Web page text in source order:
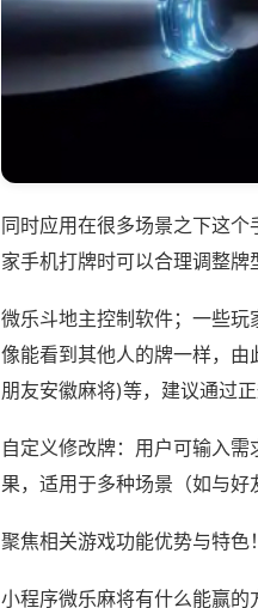
同时应用在很多场景之下这
家手机打牌时可以合理调整牌
微乐斗地主控制软件；一些
像能看到其他人的牌一样，
朋友安徽麻将)等，建议通过
自定义修改牌：用户可输入
果，适用于多种场景（如与好
聚焦相关游戏功能优势与特色！
小程序微乐麻将有什么能赢